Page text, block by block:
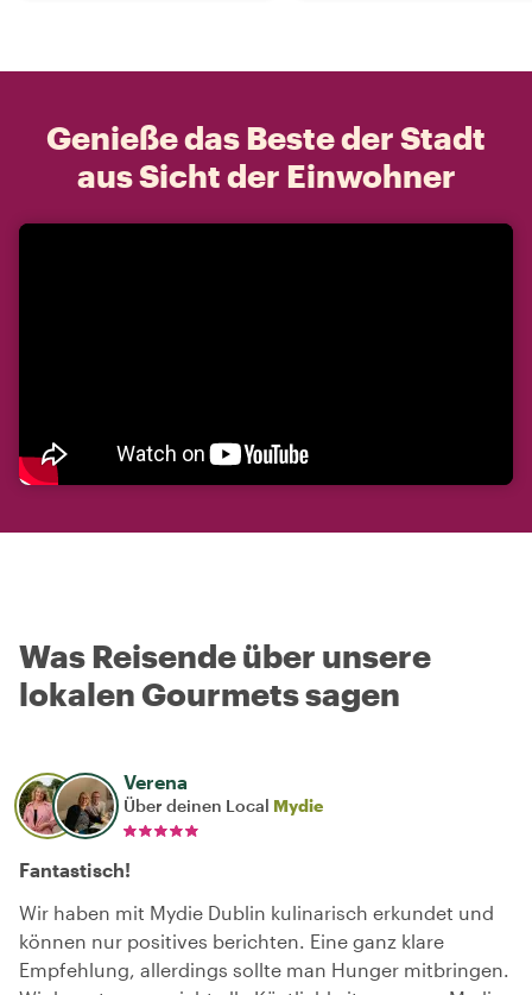
Genieße das Beste der Stadt
aus Sicht der Einwohner
Was Reisende über unsere
lokalen Gourmets sagen
Verena
Über deinen Local Mydie
Fantastisch!
Wir haben mit Mydie Dublin kulinarisch erkundet und
können nur positives berichten. Eine ganz klare
Empfehlung, allerdings sollte man Hunger mitbringen.